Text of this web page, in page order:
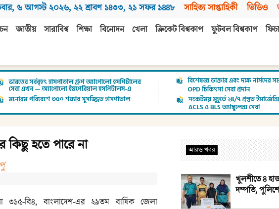
, ৬ আগস্ট ২০২৬, ২২ শ্রাবণ ১৪৩৩, ২১ সফর ১৪৪৮ সাহিত্য সাপ্তাহিকী ভিডিও
জাতীয় সারাবিশ্ব শিক্ষা বিনোদন খেলা ক্রিকেট বিশ্বকাপ ফুটবল বিশ্বকাপ
কিছু হতে পারে না
৩১৫-বি৪, বাংলাদেশ-এর ২৯তম বার্ষিক জেলা
আরও খবর
খুলশীতে ৪
দম্পতি,